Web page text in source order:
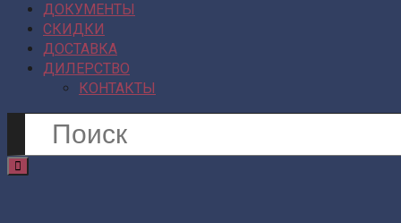
ДОКУМЕНТЫ
СКИДКИ
ДОСТАВКА
ДИЛЕРСТВО
КОНТАКТЫ